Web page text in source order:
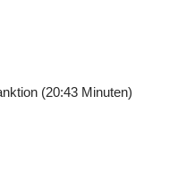
(20:43 Minuten)